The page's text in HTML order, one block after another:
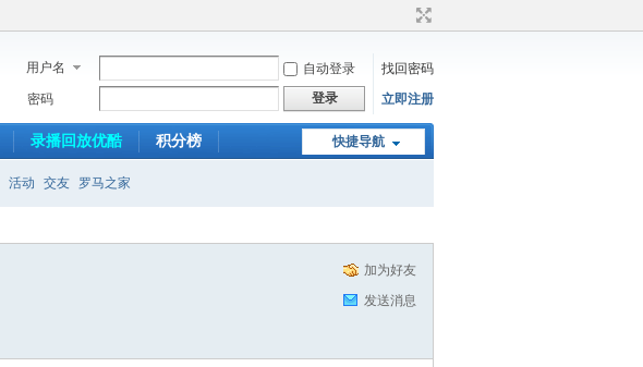
用户名 自动登录
找回密码
密码
登录 立即注册
快捷导航
录播回放优酷 积分榜
活动 交友 罗马之家
加为好友
发送消息